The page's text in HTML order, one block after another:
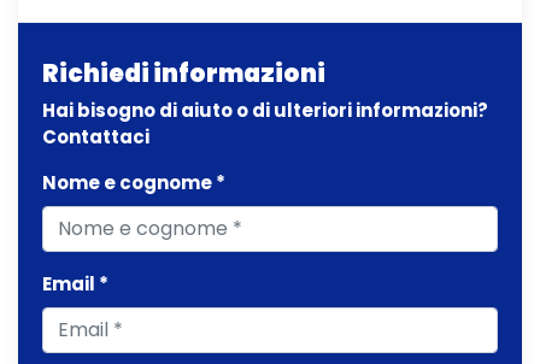
Richiedi informazioni
Hai bisogno di aiuto o di ulteriori informazioni?
Contattaci
Nome e cognome *
Email *